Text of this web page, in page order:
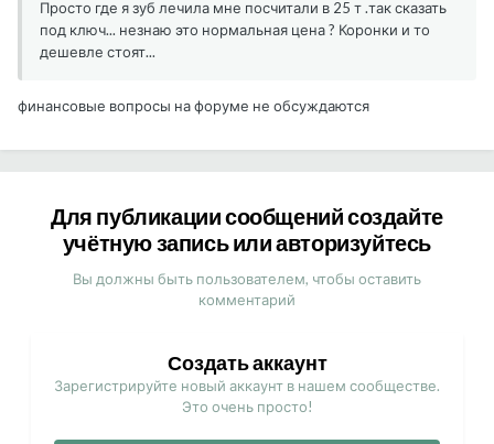
Просто где я зуб лечила мне посчитали в 25 т .так сказать
под ключ... незнаю это нормальная цена ? Коронки и то
дешевле стоят...
финансовые вопросы на форуме не обсуждаются
Для публикации сообщений создайте
учётную запись или авторизуйтесь
Вы должны быть пользователем, чтобы оставить
комментарий
Создать аккаунт
Зарегистрируйте новый аккаунт в нашем сообществе.
Это очень просто!